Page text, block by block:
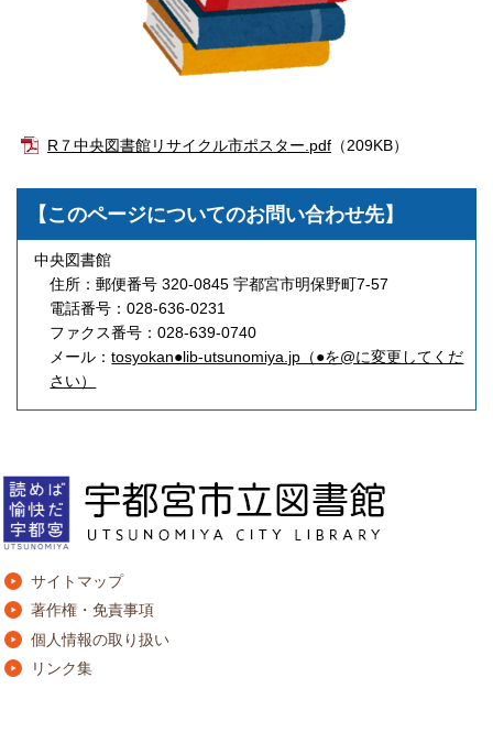
R７中央図書館リサイクル市ポスター.pdf （209KB）
【このページについてのお問い合わせ先】
中央図書館
住所：郵便番号 320-0845 宇都宮市明保野町7-57
電話番号：028-636-0231
ファクス番号：028-639-0740
メール：tosyokan●lib-utsunomiya.jp（●を@に変更してくだ
さい）
サイトマップ
著作権・免責事項
個人情報の取り扱い
リンク集